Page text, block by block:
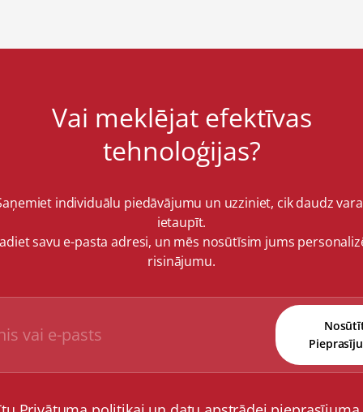
Vai meklējat efektīvas
tehnoloģijas?
individuālu piedāvājumu un uzziniet, cik daudz
ietaupīt.
savu e-pasta adresi, un mēs nosūtīsim jums
risinājumu.